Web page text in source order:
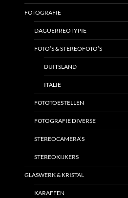
FOTOGRAFIE
DAGUERREOTYPIE
FOTO’S & STEREOFOTO’S
DUITSLAND
ITALIE
FOTOTOESTELLEN
FOTOGRAFIE DIVERSE
STEREOCAMERA’S
STEREOKIJKERS
GLASWERK & KRISTAL
KARAFFEN